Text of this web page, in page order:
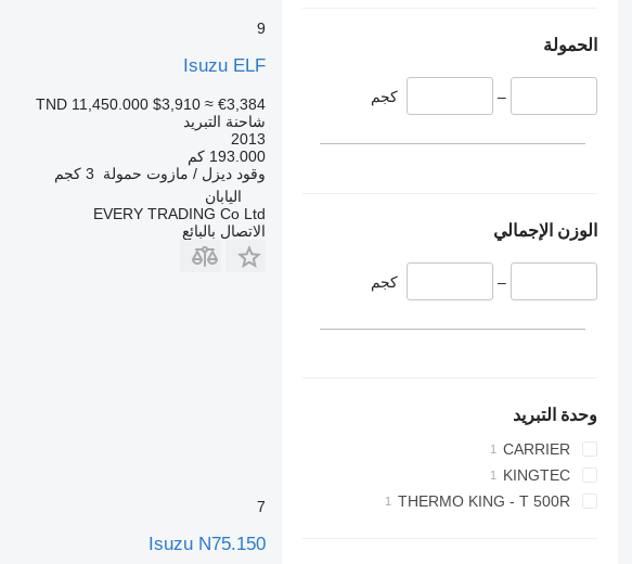
الحمولة
– كجم
الوزن الإجمالي
– كجم
وحدة التبريد
CARRIER
KINGTEC
THERMO KING - T 500R
9
Isuzu ELF
TND 11,450.000 $3,910 ≈ €3,384
شاحنة التبريد
2013
193.000 كم
وقود ديزل / مازوت حمولة
3 كجم
اليابان
EVERY TRADING Co Ltd
الاتصال بالبائع
7
Isuzu N75.150